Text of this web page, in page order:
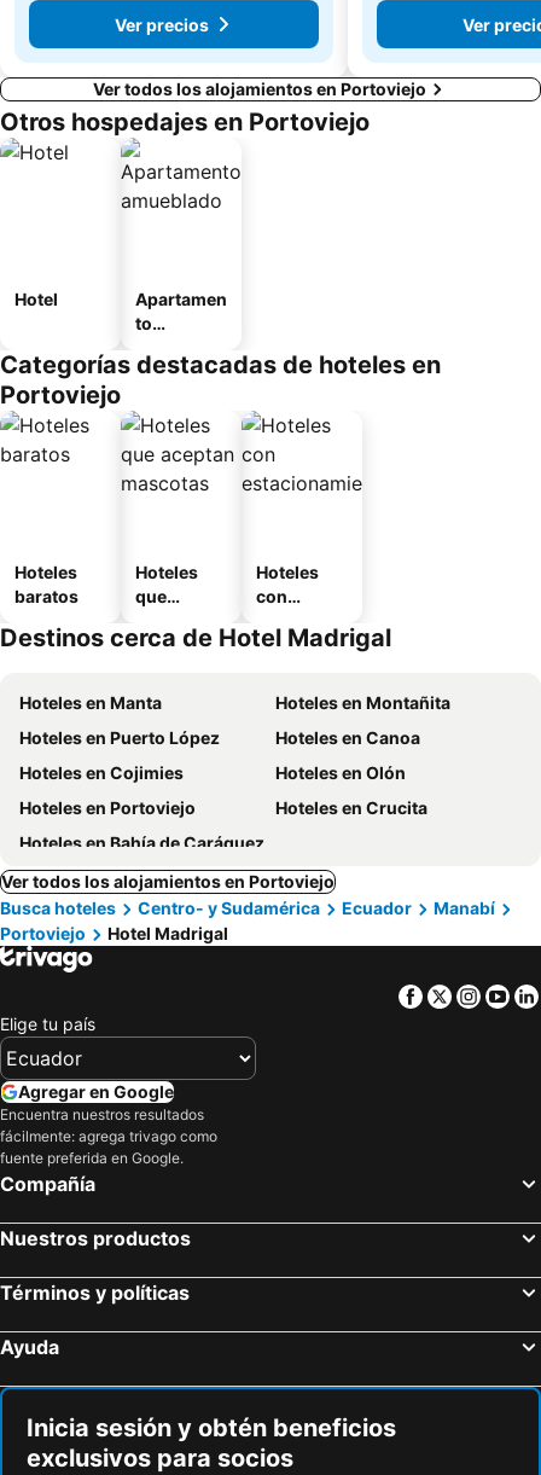
Ver precios
Ver
Ver todos los alojamientos en Portoviejo
Otros hospedajes en Portoviejo
Hotel
Apartamen
to
o
Categorías destacadas de hoteles en
Portoviejo
Hoteles
baratos
Hoteles
que
mascotas
Hoteles
con
miento
Destinos cerca de Hotel Madrigal
Hoteles en Manta
Hoteles en Montañita
Hoteles en Puerto López
Hoteles en Canoa
Hoteles en Cojimies
Hoteles en Olón
Hoteles en Portoviejo
Hoteles en Crucita
Hoteles en Bahía de Caráquez
Ver todos los alojamientos en Portoviejo
Busca hoteles
Centro- y Sudamérica Ecuador
Manabí
Portoviejo
Hotel Madrigal
Facebook
Twitter
Elige tu país
Agregar en Google
Encuentra nuestros resultados
fácilmente: agrega trivago como
fuente preferida en Google.
Compañía
Nuestros productos
Términos y políticas
Ayuda
Inicia sesión y obtén beneficios
exclusivos para socios